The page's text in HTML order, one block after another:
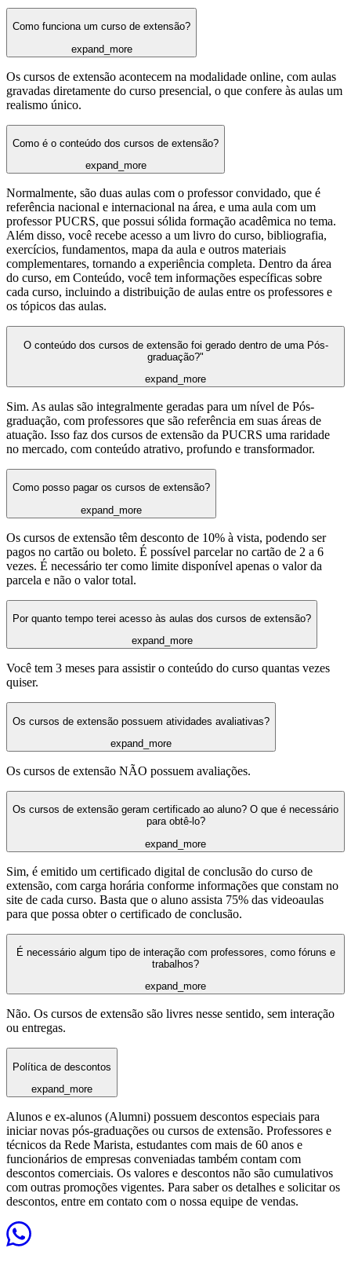
Como funciona um curso de extensão?
expand_more
Os cursos de extensão acontecem na modalidade online, com aulas
gravadas diretamente do curso presencial, o que confere às aulas um
realismo único.
Como é o conteúdo dos cursos de extensão?
expand_more
Normalmente, são duas aulas com o professor convidado, que é
referência nacional e internacional na área, e uma aula com um
professor PUCRS, que possui sólida formação acadêmica no tema.
Além disso, você recebe acesso a um livro do curso, bibliografia,
exercícios, fundamentos, mapa da aula e outros materiais
complementares, tornando a experiência completa. Dentro da área
do curso, em Conteúdo, você tem informações específicas sobre
cada curso, incluindo a distribuição de aulas entre os professores e
os tópicos das aulas.
O conteúdo dos cursos de extensão foi gerado dentro de uma Pós-
graduação?"
expand_more
Sim. As aulas são integralmente geradas para um nível de Pós-
graduação, com professores que são referência em suas áreas de
atuação. Isso faz dos cursos de extensão da PUCRS uma raridade
no mercado, com conteúdo atrativo, profundo e transformador.
Como posso pagar os cursos de extensão?
expand_more
Os cursos de extensão têm desconto de 10% à vista, podendo ser
pagos no cartão ou boleto. É possível parcelar no cartão de 2 a 6
vezes. É necessário ter como limite disponível apenas o valor da
parcela e não o valor total.
Por quanto tempo terei acesso às aulas dos cursos de extensão?
expand_more
Você tem 3 meses para assistir o conteúdo do curso quantas vezes
quiser.
Os cursos de extensão possuem atividades avaliativas?
expand_more
Os cursos de extensão NÃO possuem avaliações.
Os cursos de extensão geram certificado ao aluno? O que é necessário
para obtê-lo?
expand_more
Sim, é emitido um certificado digital de conclusão do curso de
extensão, com carga horária conforme informações que constam no
site de cada curso. Basta que o aluno assista 75% das videoaulas
para que possa obter o certificado de conclusão.
É necessário algum tipo de interação com professores, como fóruns e
trabalhos?
expand_more
Não. Os cursos de extensão são livres nesse sentido, sem interação
ou entregas.
Política de descontos
expand_more
Alunos e ex-alunos (Alumni) possuem descontos especiais para
iniciar novas pós-graduações ou cursos de extensão. Professores e
técnicos da Rede Marista, estudantes com mais de 60 anos e
funcionários de empresas conveniadas também contam com
descontos comerciais. Os valores e descontos não são cumulativos
com outras promoções vigentes. Para saber os detalhes e solicitar os
descontos, entre em contato com o nossa equipe de vendas.